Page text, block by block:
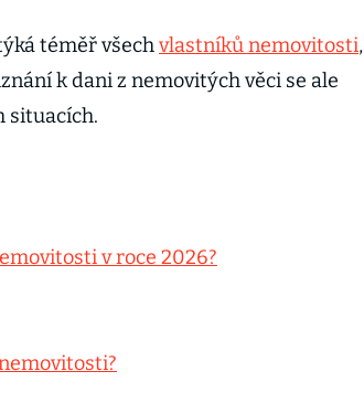
téměř všechvlastníků nemovitosti,
k dani z nemovitých věci se ale
situacích.
v roce 2026?